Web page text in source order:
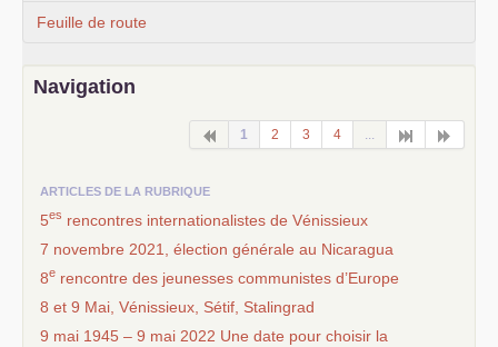
Feuille de route
Navigation
1 2 3 4
ARTICLES DE LA RUBRIQUE
5es rencontres internationalistes de Vénissieux
7 novembre 2021, élection générale au Nicaragua
8e rencontre des jeunesses communistes d’Europe
8 et 9 Mai, Vénissieux, Sétif, Stalingrad
9 mai 1945 – 9 mai 2022 Une date pour choisir la